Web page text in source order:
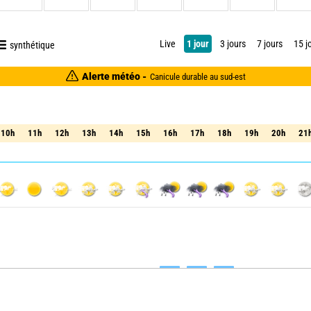
synthétique Live 1 jour 3 jours 7 jours 15
Alerte météo - Canicule durable au sud-est
10h 11h 12h 13h 14h 15h 16h 17h 18h 19h 20h
10h 11h 12h 13h 14h 15h 16h 17h 18h 19h 20h 21h